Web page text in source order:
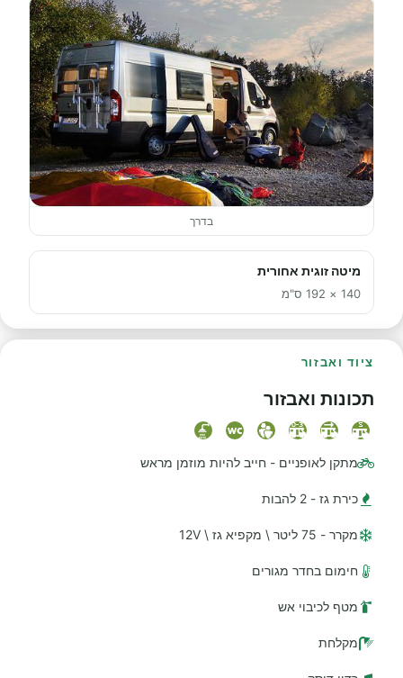
בדרך
מיטה זוגית אחורית
140 × 192 ס"מ
ציוד ואבזור
תכונות ואבזור
מתקן לאופניים - חייב להיות מוזמן מראש
כירת גז - 2 להבות
מקרר - 75 ליטר \ מקפיא גז \ 12V
חימום בחדר מגורים
מטף לכיבוי אש
מקלחת